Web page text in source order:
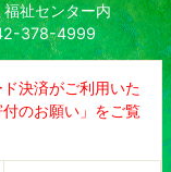
祉センター内
378-4999
決済がご利用いた
のお願い」をご覧